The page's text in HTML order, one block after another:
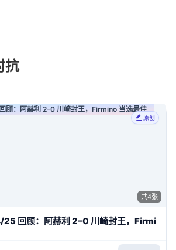
抗
顾：阿赫利 2–0 川崎封王，Firmino 当选最佳
原创
共4张
回顾：阿赫利 2–0 川崎封王，Firmi